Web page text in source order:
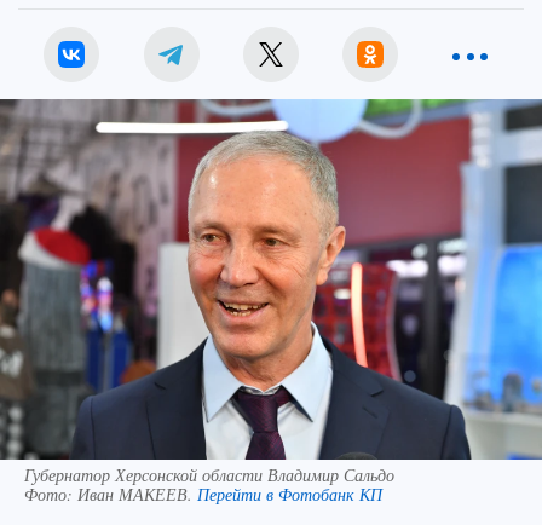
Губернатор Херсонской области Владимир Сальдо
Фото: Иван МАКЕЕВ. Перейти в Фотобанк КП